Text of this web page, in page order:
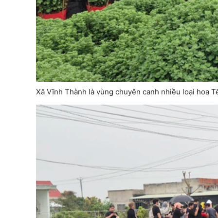
Xã Vĩnh Thành là vùng chuyên canh nhiều loại hoa